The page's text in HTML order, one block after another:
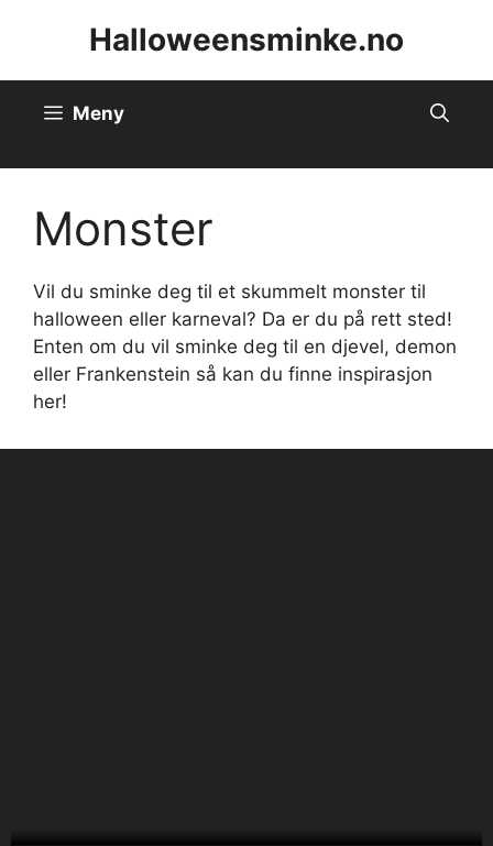
Halloweensminke.no
Meny
Monster
Vil du sminke deg til et skummelt monster til
halloween eller karneval? Da er du på rett sted!
Enten om du vil sminke deg til en djevel, demon
eller Frankenstein så kan du finne inspirasjon
her!